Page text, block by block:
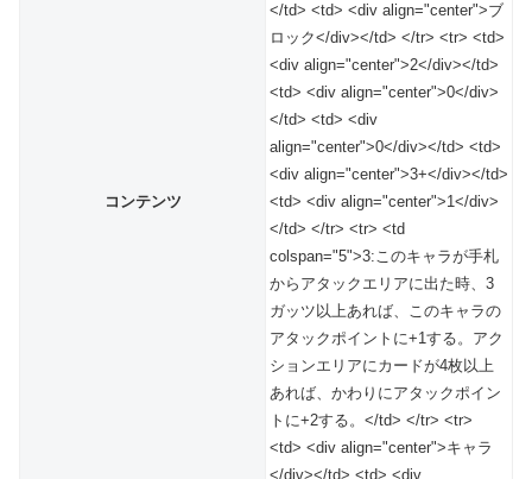
コンテンツ
</td> <td> <div align="center">ブ
ロック</div></td> </tr> <tr> <td>
<div align="center">2</div></td>
<td> <div align="center">0</div>
</td> <td> <div
align="center">0</div></td> <td>
<div align="center">3+</div></td>
<td> <div align="center">1</div>
</td> </tr> <tr> <td
colspan="5">3:このキャラが手札
からアタックエリアに出た時、3
ガッツ以上あれば、このキャラの
アタックポイントに+1する。アク
ションエリアにカードが4枚以上
あれば、かわりにアタックポイン
トに+2する。</td> </tr> <tr>
<td> <div align="center">キャラ
</div></td> <td> <div